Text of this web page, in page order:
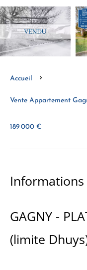
Accueil
Vente Appartement
189 000 €
GAGNY -
(limite